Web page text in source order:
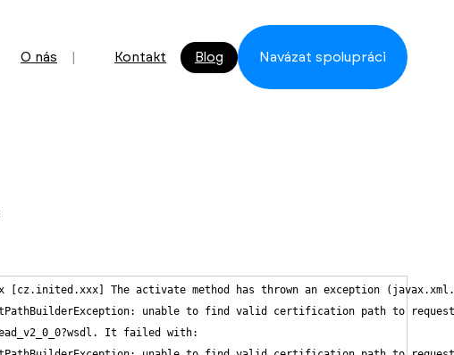
O nás Kontakt Blog Navázat spolupráci
The activate method has thrown an exception
unable to find valid certification path to
It failed with: